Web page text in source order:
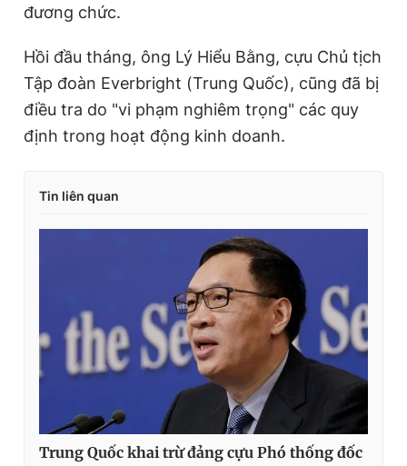
đương chức.
Hồi đầu tháng, ông Lý Hiểu Bằng, cựu Chủ tịch
Tập đoàn Everbright (Trung Quốc), cũng đã bị
điều tra do "vi phạm nghiêm trọng" các quy
định trong hoạt động kinh doanh.
Tin liên quan
Trung Quốc khai trừ đảng cựu Phó thống đốc